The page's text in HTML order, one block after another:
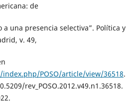
de
una presencia selectiva”. Política y
v. 49,
POSO/article/view/36518.
rev_POSO.2012.v49.n1.36518.